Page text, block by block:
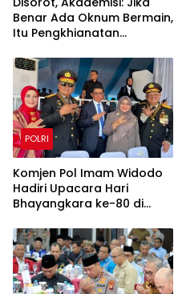
Benar Ada Oknum Bermain,
Itu Pengkhianatan
POLRI
Komjen Pol Imam Widodo
Hadiri Upacara Hari
Bhayangkara ke-80 di